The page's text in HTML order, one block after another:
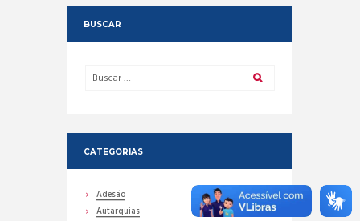
BUSCAR
CATEGORIAS
Adesão
Autarquias